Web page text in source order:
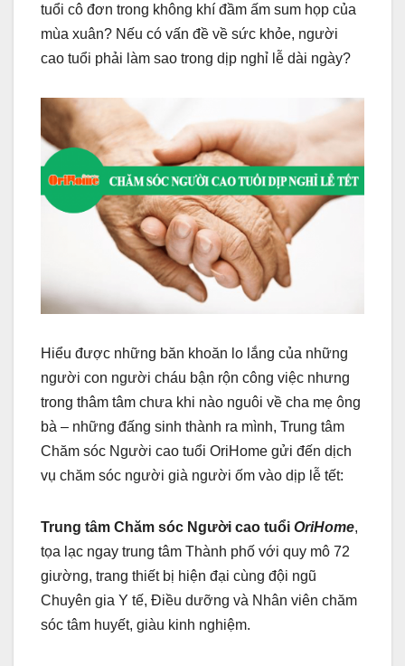
tuổi cô đơn trong không khí đầm ấm sum họp của
mùa xuân? Nếu có vấn đề về sức khỏe, người
cao tuổi phải làm sao trong dịp nghỉ lễ dài ngày?
Hiểu được những băn khoăn lo lắng của những
người con người cháu bận rộn công việc nhưng
trong thâm tâm chưa khi nào nguôi về cha mẹ ông
bà – những đấng sinh thành ra mình, Trung tâm
Chăm sóc Người cao tuổi OriHome gửi đến dịch
vụ chăm sóc người già người ốm vào dịp lễ tết:
Trung tâm Chăm sóc Người cao tuổi OriHome,
tọa lạc ngay trung tâm Thành phố với quy mô 72
giường, trang thiết bị hiện đại cùng đội ngũ
Chuyên gia Y tế, Điều dưỡng và Nhân viên chăm
sóc tâm huyết, giàu kinh nghiệm.